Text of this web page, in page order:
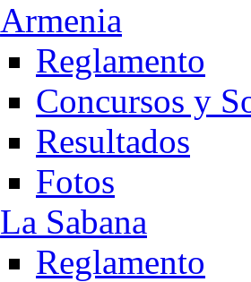
Armenia
Reglamento
Concursos y
Resultados
Fotos
La Sabana
Reglamento